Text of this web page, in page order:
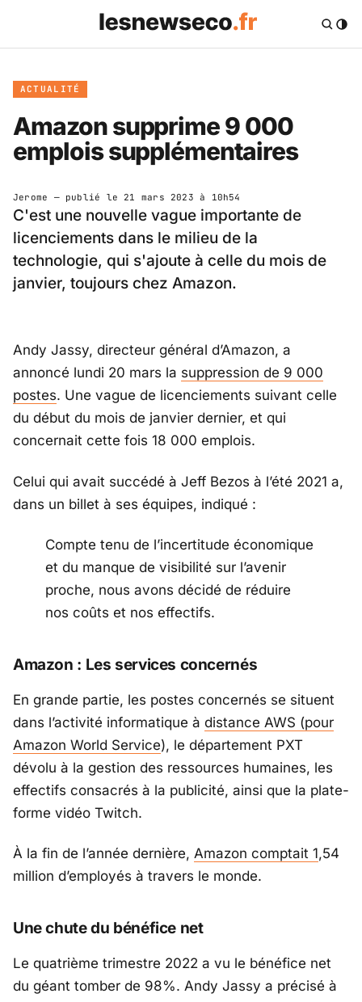
ACTUALITÉ
Amazon supprime 9 000
emplois supplémentaires
Jerome — publié le 21 mars 2023 à 10h54
C'est une nouvelle vague importante de
licenciements dans le milieu de la
technologie, qui s'ajoute à celle du mois de
janvier, toujours chez Amazon.
Andy Jassy, directeur général d’Amazon, a
annoncé lundi 20 mars la suppression de 9 000
postes. Une vague de licenciements suivant celle
du début du mois de janvier dernier, et qui
concernait cette fois 18 000 emplois.
Celui qui avait succédé à Jeff Bezos à l’été 2021 a,
dans un billet à ses équipes, indiqué :
Compte tenu de l’incertitude économique
et du manque de visibilité sur l’avenir
proche, nous avons décidé de réduire
nos coûts et nos effectifs.
Amazon : Les services concernés
En grande partie, les postes concernés se situent
dans l’activité informatique à distance AWS (pour
Amazon World Service), le département PXT
dévolu à la gestion des ressources humaines, les
effectifs consacrés à la publicité, ainsi que la plate-
forme vidéo Twitch.
À la fin de l’année dernière, Amazon comptait 1,54
million d’employés à travers le monde.
Une chute du bénéfice net
Le quatrième trimestre 2022 a vu le bénéfice net
du géant tomber de 98%. Andy Jassy a précisé à